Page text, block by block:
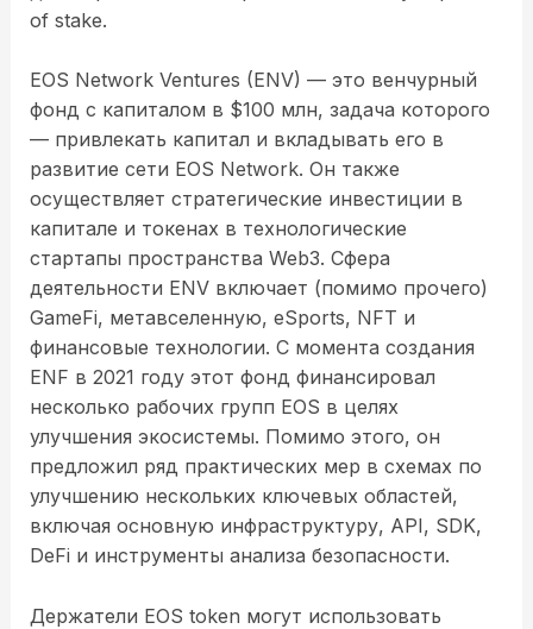
of stake.
EOS Network Ventures (ENV) — это венчурный
фонд с капиталом в $100 млн, задача которого
— привлекать капитал и вкладывать его в
развитие сети EOS Network. Он также
осуществляет стратегические инвестиции в
капитале и токенах в технологические
стартапы пространства Web3. Сфера
деятельности ENV включает (помимо прочего)
GameFi, метавселенную, eSports, NFT и
финансовые технологии. С момента создания
ENF в 2021 году этот фонд финансировал
несколько рабочих групп EOS в целях
улучшения экосистемы. Помимо этого, он
предложил ряд практических мер в схемах по
улучшению нескольких ключевых областей,
включая основную инфраструктуру, API, SDK,
DeFi и инструменты анализа безопасности.
Держатели EOS token могут использовать